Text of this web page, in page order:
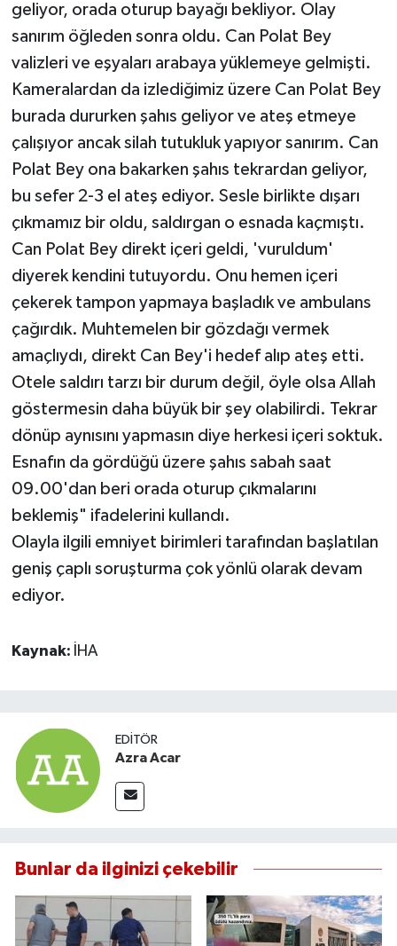
geliyor, orada oturup bayağı bekliyor. Olay
sanırım öğleden sonra oldu. Can Polat Bey
valizleri ve eşyaları arabaya yüklemeye gelmişti.
Kameralardan da izlediğimiz üzere Can Polat Bey
burada dururken şahıs geliyor ve ateş etmeye
çalışıyor ancak silah tutukluk yapıyor sanırım. Can
Polat Bey ona bakarken şahıs tekrardan geliyor,
bu sefer 2-3 el ateş ediyor. Sesle birlikte dışarı
çıkmamız bir oldu, saldırgan o esnada kaçmıştı.
Can Polat Bey direkt içeri geldi, 'vuruldum'
diyerek kendini tutuyordu. Onu hemen içeri
çekerek tampon yapmaya başladık ve ambulans
çağırdık. Muhtemelen bir gözdağı vermek
amaçlıydı, direkt Can Bey'i hedef alıp ateş etti.
Otele saldırı tarzı bir durum değil, öyle olsa Allah
göstermesin daha büyük bir şey olabilirdi. Tekrar
dönüp aynısını yapmasın diye herkesi içeri soktuk.
Esnafın da gördüğü üzere şahıs sabah saat
09.00'dan beri orada oturup çıkmalarını
beklemiş" ifadelerini kullandı.
Olayla ilgili emniyet birimleri tarafından başlatılan
geniş çaplı soruşturma çok yönlü olarak devam
ediyor.
Kaynak: İHA
EDITÖR
Azra Acar
Bunlar da ilginizi çekebilir